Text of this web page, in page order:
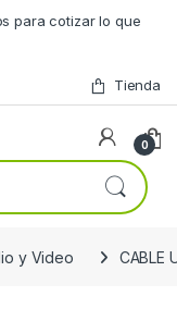
para cotizar lo que
Tienda
0
y Video CABLE